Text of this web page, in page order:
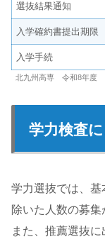
選抜結果通知
入学確約書提出期限
入学手続
北九州高専 令和8年度
学力検査
学力選抜では、基
除いた人数の募集
また、推薦選抜